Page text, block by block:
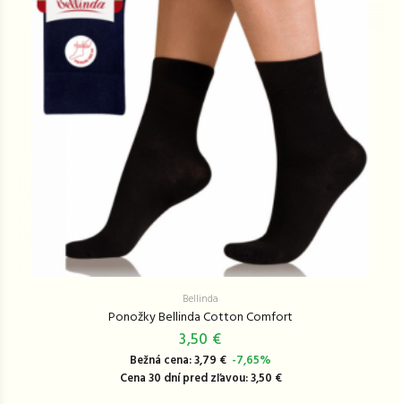
Bellinda
Ponožky Bellinda Cotton Comfort
3,50 €
Bežná cena: 3,79 € -7,65%
Cena 30 dní pred zľavou: 3,50 €